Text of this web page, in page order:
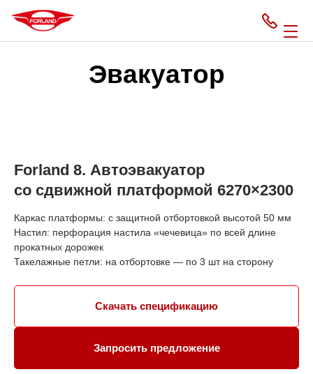
Эвакуатор
Forland 8. Автоэвакуатор
со сдвижной платформой 6270×2300
Каркас платформы: с защитной отбортовкой высотой 50 мм
Настил: перфорация настила «чечевица» по всей длине
прокатных дорожек
Такелажные петли: на отбортовке — по 3 шт на сторону
Скачать спецификацию
Запросить предложение